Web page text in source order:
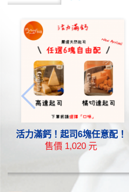
活力滿鈣！起司6塊任意配！
高達起司塊 + 橘切達起司塊
售價 1,020 元